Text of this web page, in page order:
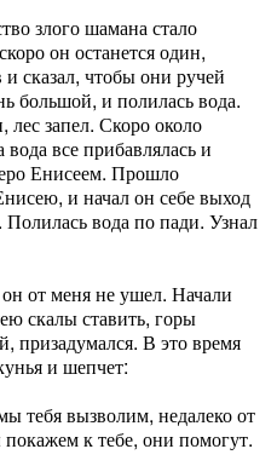
злого шамана стало
он останется один,
сказал, чтобы они ручей
большой, и полилась вода.
запел. Скоро около
все прибавлялась и
Енисеем. Прошло
и начал он себе выход
вода по пади. Узнал
от меня не ушел. Начали
скалы ставить, горы
призадумался. В это время
и шепчет:
тебя вызволим, недалеко от
покажем к тебе, они помогут.